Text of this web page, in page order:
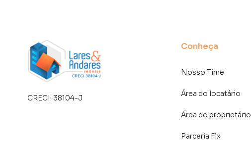
CRECI: 38104-J
Conheça
Nosso Time
Área do locatário
Área do proprietário
Parceria Fix